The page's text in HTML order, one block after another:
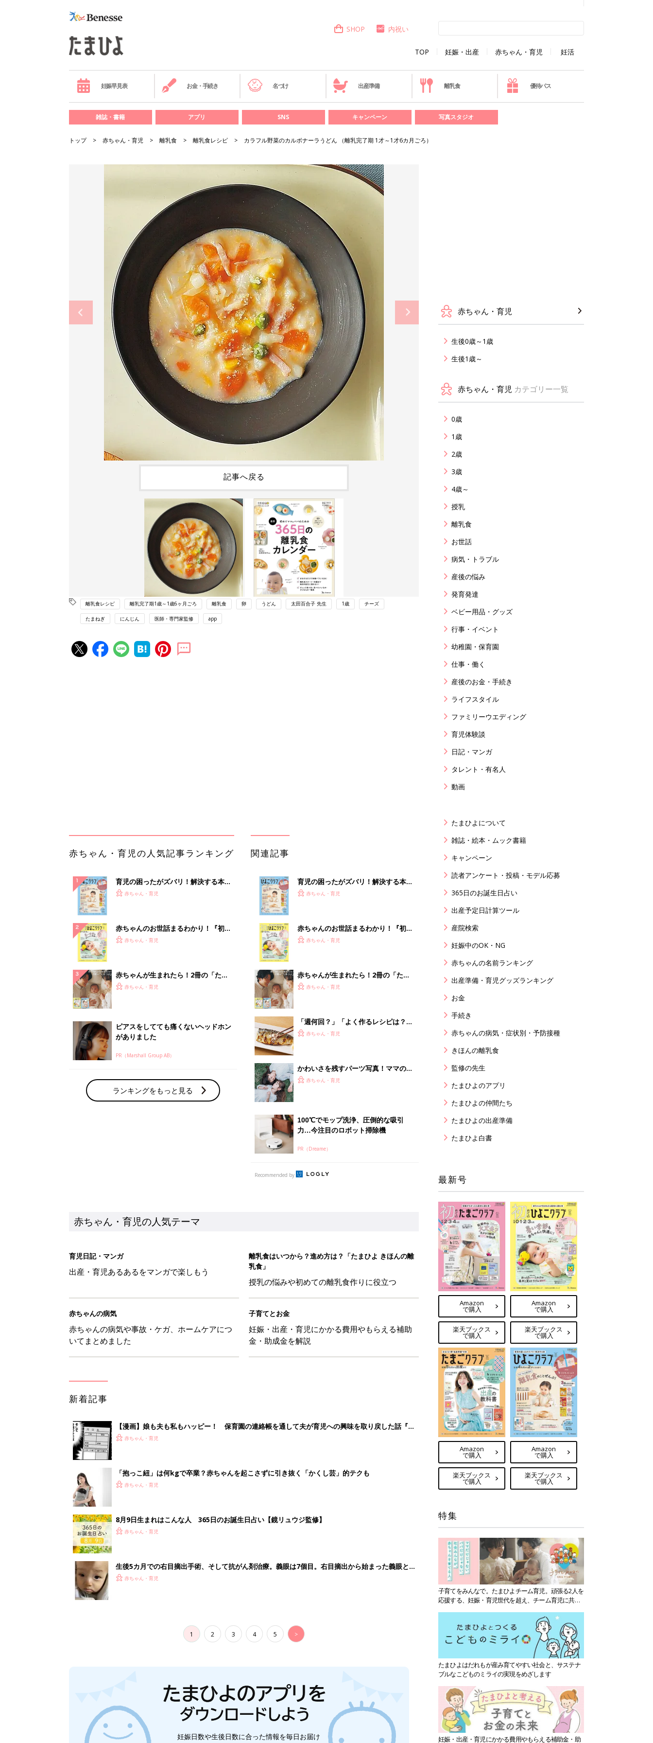
TOP 妊娠・出産 赤ちゃん・育児 妊活
SHOP 内祝い
妊娠早見表 お金・手続き 名づけ 出産準備 離乳食 優待パス
雑誌・書籍 アプリ SNS キャンペーン 写真スタジオ
トップ 赤ちゃん・育児 離乳食 離乳食レシピ カラフル野菜のカルボナーラうどん （離乳完了期 1才～1才6カ月ごろ）
記事へ戻る
離乳食レシピ 離乳完了期1歳～1歳6ヶ月ごろ 離乳食 卵 うどん 太田百合子 先生 1歳 チーズ
たまねぎ にんじん 医師・専門家監修 app
がありました
PR（Marshall Group AB）
ランキングをもっと見る
力…今注目のロボット掃除機
PR（Dreame）
赤ちゃん・育児の人気テーマ
育児日記・マンガ
離乳食はいつから？進め方は？「たまひよ きほんの離
授乳の悩みや初めての離乳食作りに役立つ
子育てとお金
妊娠・出産・育児にかかる費用やもらえる補助
金・助成金を解説
【漫画】娘も夫も私もハッピー！ 保育園の連絡帳を通して夫が育児への興味を取り戻した話『ふ
うふう子育て ＃92』
赤ちゃん・育児
「抱っこ紐」は何kgで卒業？赤ちゃんを起こさずに引き抜く「かくし芸」的テクも
赤ちゃん・育児
8月9日生まれはこんな人 365日のお誕生日占い【鏡リュウジ監修】
1 2 3 4 5 >
赤ちゃん・育児
生後0歳～1歳
生後1歳～
赤ちゃん・育児 カテゴリー一覧
0歳
1歳
2歳
3歳
4歳～
授乳
離乳食
お世話
病気・トラブル
産後の悩み
発育発達
ベビー用品・グッズ
行事・イベント
幼稚園・保育園
仕事・働く
産後のお金・手続き
ライフスタイル
ファミリーウエディング
育児体験談
日記・マンガ
タレント・有名人
動画
たまひよについて
雑誌・絵本・ムック書籍
キャンペーン
読者アンケート・投稿・モデル応募
365日のお誕生日占い
出産予定日計算ツール
産院検索
妊娠中のOK・NG
赤ちゃんの名前ランキング
出産準備・育児グッズランキング
お金
手続き
赤ちゃんの病気・症状別・予防接種
きほんの離乳食
監修の先生
たまひよのアプリ
たまひよの仲間たち
たまひよの出産準備
たまひよ白書
最新号
Amazon
で購入
楽天ブックス
で購入
Amazon
で購入
楽天ブックス
で購入
Amazon
で購入
楽天ブックス
で購入
Amazon
で購入
楽天ブックス
で購入
特集
子育てをみんなで。たまひよチーム育児。頑張る2人を
応援する、妊娠・育児世代を超え、チーム育児に共感
たまひよはだれもが産み育てやすい社会と、サステナ
ブルなこどものミライの実現をめざします
妊娠・出産・育児にかかる費用やもらえる補助金・助